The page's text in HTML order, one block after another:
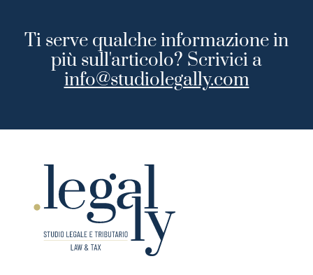
Ti serve qualche informazione in
più sull'articolo? Scrivici a
info@studiolegally.com